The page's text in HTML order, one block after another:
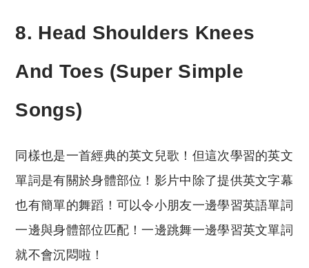
8. Head Shoulders Knees
And Toes (Super Simple
Songs)
同樣也是一首經典的英文兒歌！但這次學習的英文
單詞是有關於身體部位！影片中除了提供英文字幕
也有簡單的舞蹈！可以令小朋友一邊學習英語單詞
一邊與身體部位匹配！一邊跳舞一邊學習英文單詞
就不會沉悶啦！